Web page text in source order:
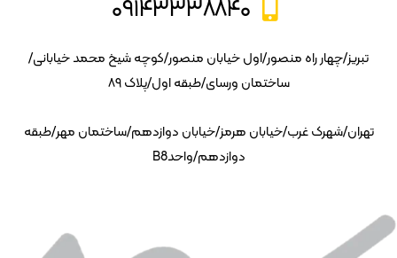
تبریز/چهار راه منصور/اول خیابان منصور/کوچه شیخ محمد خیابانی/
ساختمان ورسای/طبقه اول/پلاک ۸۹
تهران/شهرک غرب/خیابان هرمز/خیابان دوازدهم/ساختمان مهر/طبقه
دوازدهم/واحدB8